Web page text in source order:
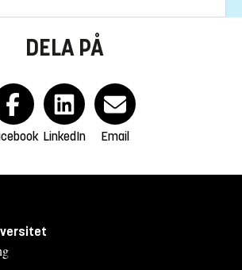
DELA PÅ
LinkedIn Email